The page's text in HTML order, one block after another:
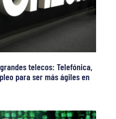
telecos: Telefónica,
para ser más ágiles en